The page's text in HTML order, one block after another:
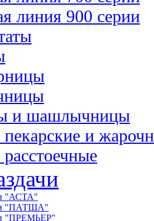
линия 900 серии
и шашлычницы
и
"АСТА"
"ПАТША"
"ПРЕМЬЕР"